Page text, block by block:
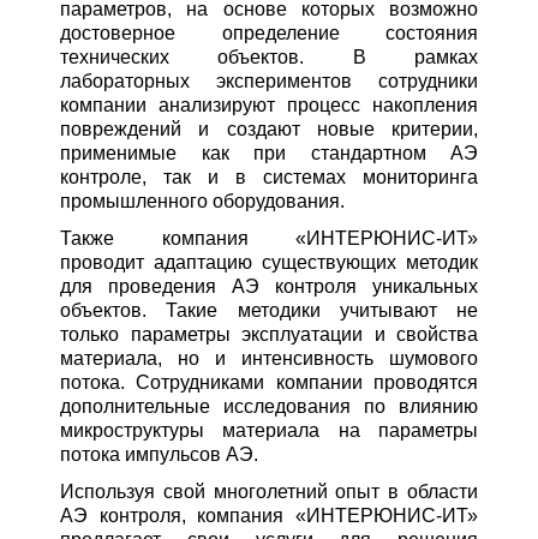
параметров, на основе которых возможно
достоверное определение состояния
технических объектов. В рамках
лабораторных экспериментов сотрудники
компании анализируют процесс накопления
повреждений и создают новые критерии,
применимые как при стандартном АЭ
контроле, так и в системах мониторинга
промышленного оборудования.
Также компания «ИНТЕРЮНИС-ИТ»
проводит адаптацию существующих методик
для проведения АЭ контроля уникальных
объектов. Такие методики учитывают не
только параметры эксплуатации и свойства
материала, но и интенсивность шумового
потока. Сотрудниками компании проводятся
дополнительные исследования по влиянию
микроструктуры материала на параметры
потока импульсов АЭ.
Используя свой многолетний опыт в области
АЭ контроля, компания «ИНТЕРЮНИС-ИТ»